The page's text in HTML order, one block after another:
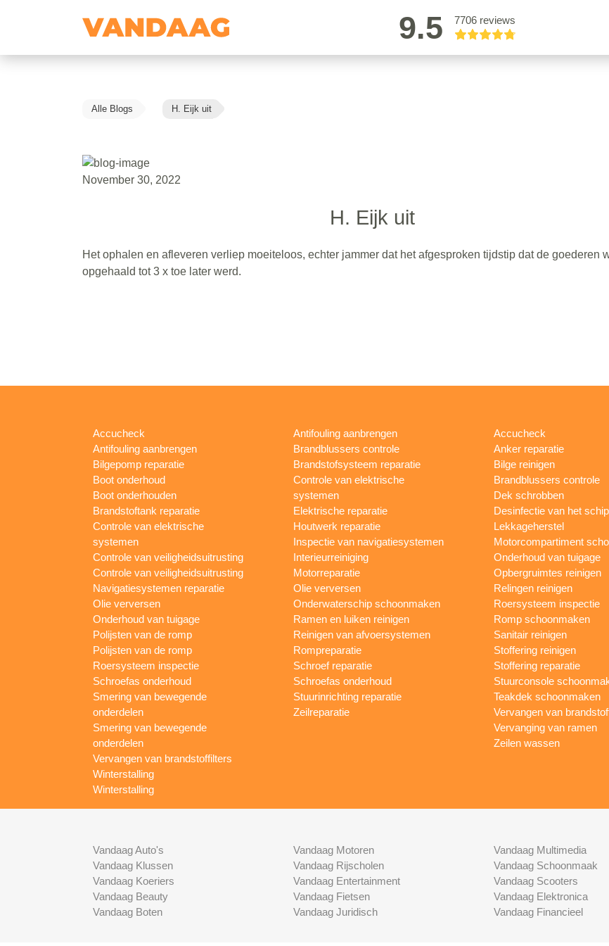
9.5 7706 reviews
Alle Blogs H. Eijk uit
November 30, 2022
H. Eijk uit
Het ophalen en afleveren verliep moeiteloos, echter jammer dat het afgesproken tijdstip dat de goederen
opgehaald tot 3 x toe later werd.
Accucheck
Antifouling aanbrengen
Bilgepomp reparatie
Boot onderhoud
Boot onderhouden
Brandstoftank reparatie
Controle van elektrische
systemen
Controle van veiligheidsuitrusting
Controle van veiligheidsuitrusting
Navigatiesystemen reparatie
Olie verversen
Onderhoud van tuigage
Polijsten van de romp
Polijsten van de romp
Roersysteem inspectie
Schroefas onderhoud
Smering van bewegende
onderdelen
Smering van bewegende
onderdelen
Vervangen van brandstoffilters
Winterstalling
Winterstalling
Antifouling aanbrengen
Brandblussers controle
Brandstofsysteem reparatie
Controle van elektrische
systemen
Elektrische reparatie
Houtwerk reparatie
Inspectie van navigatiesystemen
Interieurreiniging
Motorreparatie
Olie verversen
Onderwaterschip schoonmaken
Ramen en luiken reinigen
Reinigen van afvoersystemen
Rompreparatie
Schroef reparatie
Schroefas onderhoud
Stuurinrichting reparatie
Zeilreparatie
Accucheck
Anker reparatie
Bilge reinigen
Brandblussers controle
Dek schrobben
Desinfectie van het schip
Lekkageherstel
Motorcompartiment
Onderhoud van tuigage
Opbergruimtes reinigen
Relingen reinigen
Roersysteem inspectie
Romp schoonmaken
Sanitair reinigen
Stoffering reinigen
Stoffering reparatie
Stuurconsole
Teakdek schoonmaken
Vervangen van
Vervanging van ramen
Zeilen wassen
Vandaag Auto's
Vandaag Klussen
Vandaag Koeriers
Vandaag Beauty
Vandaag Boten
Vandaag Motoren
Vandaag Rijscholen
Vandaag Entertainment
Vandaag Fietsen
Vandaag Juridisch
Vandaag Multimedia
Vandaag Schoonmaak
Vandaag Scooters
Vandaag Elektronica
Vandaag Financieel